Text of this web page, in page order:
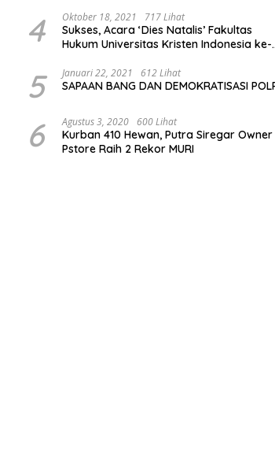
4 Oktober 18, 2021 717 Lihat
Sukses, Acara ‘Dies Natalis’ Fakultas
Hukum Universitas Kristen Indonesia ke-
5 Januari 22, 2021 612 Lihat
SAPAAN BANG DAN DEMOKRATISASI
6 Agustus 3, 2020 600 Lihat
Kurban 410 Hewan, Putra Siregar Owner
Pstore Raih 2 Rekor MURI